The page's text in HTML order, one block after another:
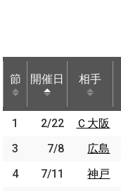
節 開催日 相手
節 開催日 相手
1 2/22 Ｃ大阪
3
7/8 広島
4
7/11 神戸
節 開催日 相手
1 2/22
Ｃ大阪
3
7/8
広島
4
7/11
神戸